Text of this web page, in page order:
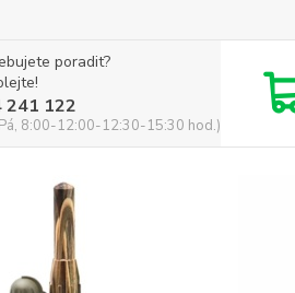
poradit?
241 122
8:00-12:00-12:30-15:30 hod.)